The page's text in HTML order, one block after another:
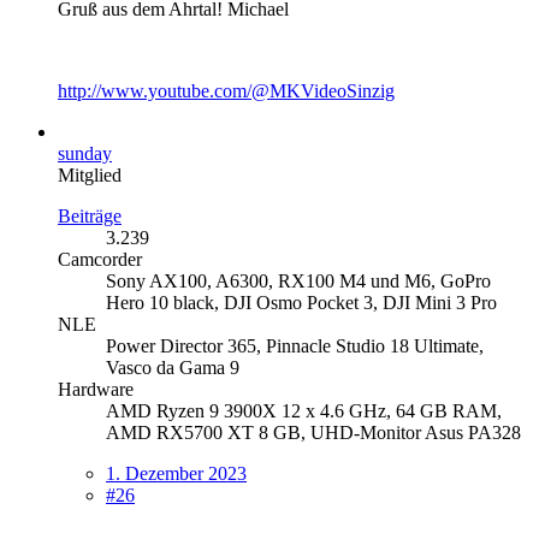
Gruß aus dem Ahrtal! Michael
http://www.youtube.com/@MKVideoSinzig
sunday
Mitglied
Beiträge
3.239
Camcorder
Sony AX100, A6300, RX100 M4 und M6, GoPro
Hero 10 black, DJI Osmo Pocket 3, DJI Mini 3 Pro
NLE
Power Director 365, Pinnacle Studio 18 Ultimate,
Vasco da Gama 9
Hardware
AMD Ryzen 9 3900X 12 x 4.6 GHz, 64 GB RAM,
AMD RX5700 XT 8 GB, UHD-Monitor Asus PA328
1. Dezember 2023
#26